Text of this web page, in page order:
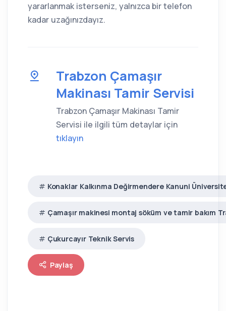
yararlanmak isterseniz, yalnızca bir telefon
kadar uzağınızdayız.
Trabzon Çamaşır
Makinası Tamir Servisi
Trabzon Çamaşır Makinası Tamir
Servisi ile ilgili tüm detaylar için
tıklayın
Konaklar Kalkınma Değirmendere Kanuni
Çamaşır makinesi montaj söküm ve tamir bakım
Çukurcayır Teknik Servis
Paylaş